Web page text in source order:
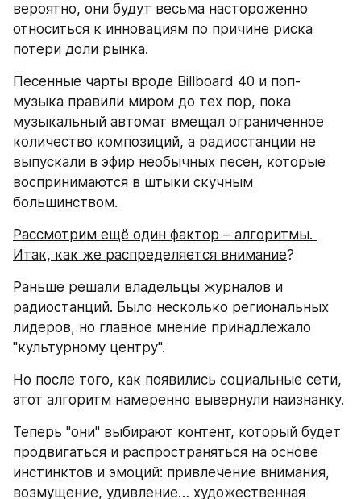
вероятно, они будут весьма настороженно
относиться к инновациям по причине риска
потери доли рынка.
Песенные чарты вроде Billboard 40 и поп-
музыка правили миром до тех пор, пока
музыкальный автомат вмещал ограниченное
количество композиций, а радиостанции не
выпускали в эфир необычных песен, которые
воспринимаются в штыки скучным
большинством.
Рассмотрим ещё один фактор – алгоритмы.
Итак, как же распределяется внимание?
Раньше решали владельцы журналов и
радиостанций. Было несколько региональных
лидеров, но главное мнение принадлежало
"культурному центру".
Но после того, как появились социальные сети,
этот алгоритм намеренно вывернули наизнанку.
Теперь "они" выбирают контент, который будет
продвигаться и распространяться на основе
инстинктов и эмоций: привлечение внимания,
возмущение, удивление… художественная